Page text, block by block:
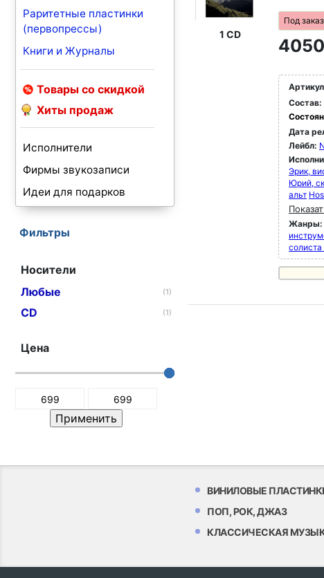
Раритетные пластинки
(первопрессы)
Книги и Журналы
Товары со скидкой
Хиты продаж
Исполнители
Фирмы звукозаписи
Идеи для подарков
Фильтры
Носители
Любые
(1)
CD (1)
Цена
1 CD
Под заказ
Состав:
Дата
Лейбл:
Эрик,
Юрий,
альт
Жанры:
ВИНИЛОВЫЕ
ПОП, РОК, ДЖАЗ
КЛАССИЧЕСКАЯ